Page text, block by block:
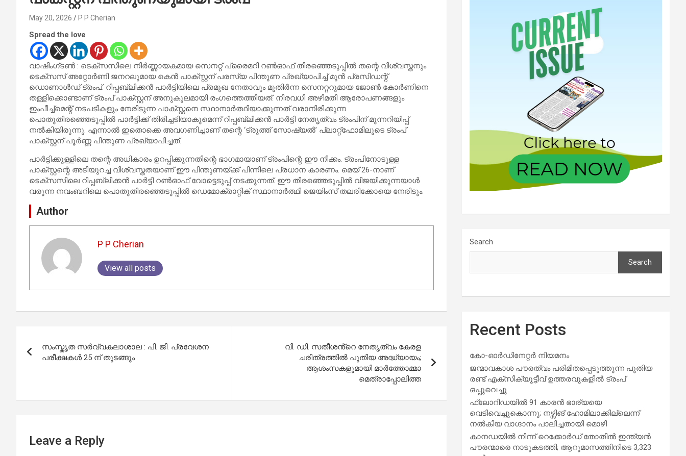
May 20, 2026 P P Cherian
Spread the love
വാഷിംഗ്ടൺ : ടെക്സസിലെ നിർണ്ണായകമായ സെനറ്റ് പ്രൈമറി റൺഓഫ് തിരഞ്ഞെടുപ്പിൽ തന്റെ വിശ്വസ്തനും
ടെക്സസ് അറ്റോർണി ജനറലുമായ കെൻ പാക്സ്റ്റന് പരസ്യ പിന്തുണ പ്രഖ്യാപിച്ച് മുൻ പ്രസിഡന്റ്
ഡൊണാൾഡ് ട്രംപ്. റിപ്പബ്ലിക്കൻ പാർട്ടിയിലെ പ്രമുഖ നേതാവും മുതിർന്ന സെനറ്ററുമായ ജോൺ കോർണിനെ
തള്ളിക്കൊണ്ടാണ് ട്രംപ് പാക്സ്റ്റന് അനുകൂലമായി രംഗത്തെത്തിയത്. നിരവധി അഴിമതി ആരോപണങ്ങളും
ഇംപീച്ച്‌മെന്റ് നടപടികളും നേരിടുന്ന പാക്സ്റ്റനെ സ്ഥാനാർത്ഥിയാക്കുന്നത് വരാനിരിക്കുന്ന
പൊതുതിരഞ്ഞെടുപ്പിൽ പാർട്ടിക്ക് തിരിച്ചടിയാകുമെന്ന് റിപ്പബ്ലിക്കൻ പാർട്ടി നേതൃത്വം ട്രംപിന് മുന്നറിയിപ്പ്
നൽകിയിരുന്നു. എന്നാൽ ഇതൊക്കെ അവഗണിച്ചാണ് തന്റെ ‘ട്രൂത്ത് സോഷ്യൽ’ പ്ലാറ്റ്‌ഫോമിലൂടെ ട്രംപ്
പാക്സ്റ്റന് പൂർണ്ണ പിന്തുണ പ്രഖ്യാപിച്ചത്.
പാർട്ടിക്കുള്ളിലെ തന്റെ അധികാരം ഉറപ്പിക്കുന്നതിന്റെ ഭാഗമായാണ് ട്രംപിന്റെ ഈ നീക്കം. ട്രംപിനോടുള്ള
പാക്സ്റ്റന്റെ അടിയുറച്ച വിശ്വസ്തതയാണ് ഈ പിന്തുണയ്ക്ക് പിന്നിലെ പ്രധാന കാരണം. മെയ് 26-നാണ്
ടെക്സസിലെ റിപ്പബ്ലിക്കൻ പാർട്ടി റൺഓഫ് വോട്ടെടുപ്പ് നടക്കുന്നത്. ഈ തിരഞ്ഞെടുപ്പിൽ വിജയിക്കുന്നയാൾ
വരുന്ന നവംബറിലെ പൊതുതിരഞ്ഞെടുപ്പിൽ ഡെമോക്രാറ്റിക് സ്ഥാനാർത്ഥി ജെയിംസ് തലരിക്കോയെ നേരിടും.
Author
P P Cherian
View all posts
navigation
സംസ്കൃത സർവ്വകലാശാല : പി. ജി. പ്രവേശന
പരീക്ഷകള്‍ 25 ന് തുടങ്ങും
വി. ഡി. സതീശൻ്റെ നേതൃത്വം കേരള
ചരിത്രത്തിൽ പുതിയ അദ്ധ്യായം;
ആശംസകളുമായി മാർത്തോമ്മാ
മെത്രാപ്പോലിത്ത
Leave a Reply
Search
Search
Recent Posts
കോ-ഓർഡിനേറ്റർ നിയമനം
ജന്മാവകാശ പൗരത്വം പരിമിതപ്പെടുത്തുന്ന പുതിയ
രണ്ട് എക്സിക്യൂട്ടീവ് ഉത്തരവുകളിൽ ട്രംപ്
ഒപ്പുവെച്ചു
ഫ്ലോറിഡയിൽ 91 കാരൻ ഭാര്യയെ
വെടിവെച്ചുകൊന്നു; നഴ്സിങ് ഹോമിലാക്കില്ലെന്ന്
നൽകിയ വാഗ്ദാനം പാലിച്ചതായി മൊഴി
കാനഡയിൽ നിന്ന് റെക്കോർഡ് തോതിൽ ഇന്ത്യൻ
പൗരന്മാരെ നാടുകടത്തി; ആറുമാസത്തിനിടെ 3,323